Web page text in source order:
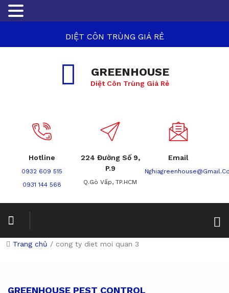
DIỆT CÔN TRÙNG GIÁ RẺ
GREENHOUSE
Diệt Côn Trùng Giá Rẻ
Hotline
0932 609 515
0931 144 568
224 Đường Số 9,
P.9
Q.Gò Vấp, TP.HCM
Email
Trang chủ / cong ty diet moi quan 3
GREENHOUSE PEST CONTROL